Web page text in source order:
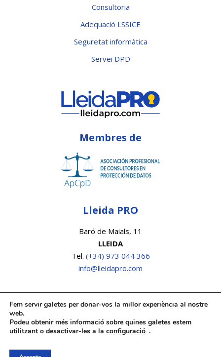
Consultoria
Adequació LSSICE
Seguretat informàtica
Servei DPD
Membres de
Lleida PRO
Baró de Maials, 11
LLEIDA
Tel. (+34) 973 044 366
info@lleidapro.com
Fem servir galetes per donar-vos la millor experiència al nostre
web.
Podeu obtenir més informació sobre quines galetes estem
utilitzant o desactivar-les a la configuració .